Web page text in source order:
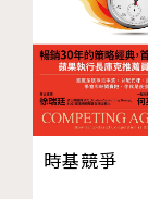
裝弱……（以
現在整個社會
將他們莫名挾
隊友心理學」。
本書作者是日
● 經典豬隊友
● 經典豬隊友
● 經典豬隊友
● 經典豬隊友
● 經典豬隊友
● 經典豬隊
時基競爭